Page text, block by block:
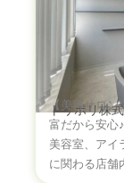
トリポリ株
【美容サロ
富だから安心♪
美容室、アイ
に関わる店舗